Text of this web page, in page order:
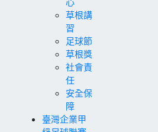
草根講
習
足球節
草根獎
社會責
任
安全保
障
臺灣企業甲